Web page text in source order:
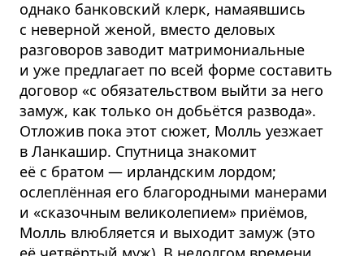
однако банковский клерк, намаявшись
с неверной женой, вместо деловых
разговоров заводит матримониальные
и уже предлагает по всей форме составить
договор «с обязательством выйти за него
замуж, как только он добьётся развода».
Отложив пока этот сюжет, Молль уезжает
в Ланкашир. Спутница знакомит
её с братом — ирландским лордом;
ослеплённая его благородными манерами
и «сказочным великолепием» приёмов,
Молль влюбляется и выходит замуж (это